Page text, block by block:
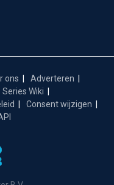
ons
Adverteren
Series Wiki
Consent wijzigen